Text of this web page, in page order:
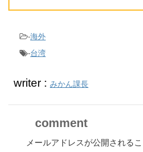
-海外
-台湾
writer : みかん課長
comment
メールアドレスが公開されるこ